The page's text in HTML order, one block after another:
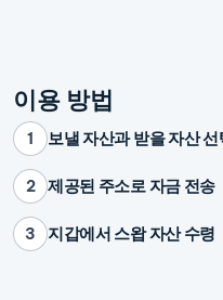
이용 방법
1 보낼 자산과 받을 자산 선
2 제공된 주소로 자금 전송
3 지갑에서 스왑 자산 수령